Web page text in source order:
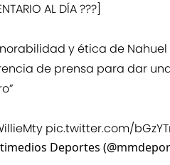
AL DÍA ???]
y ética de
de prensa para dar
pic.twitter.com/
Deportes